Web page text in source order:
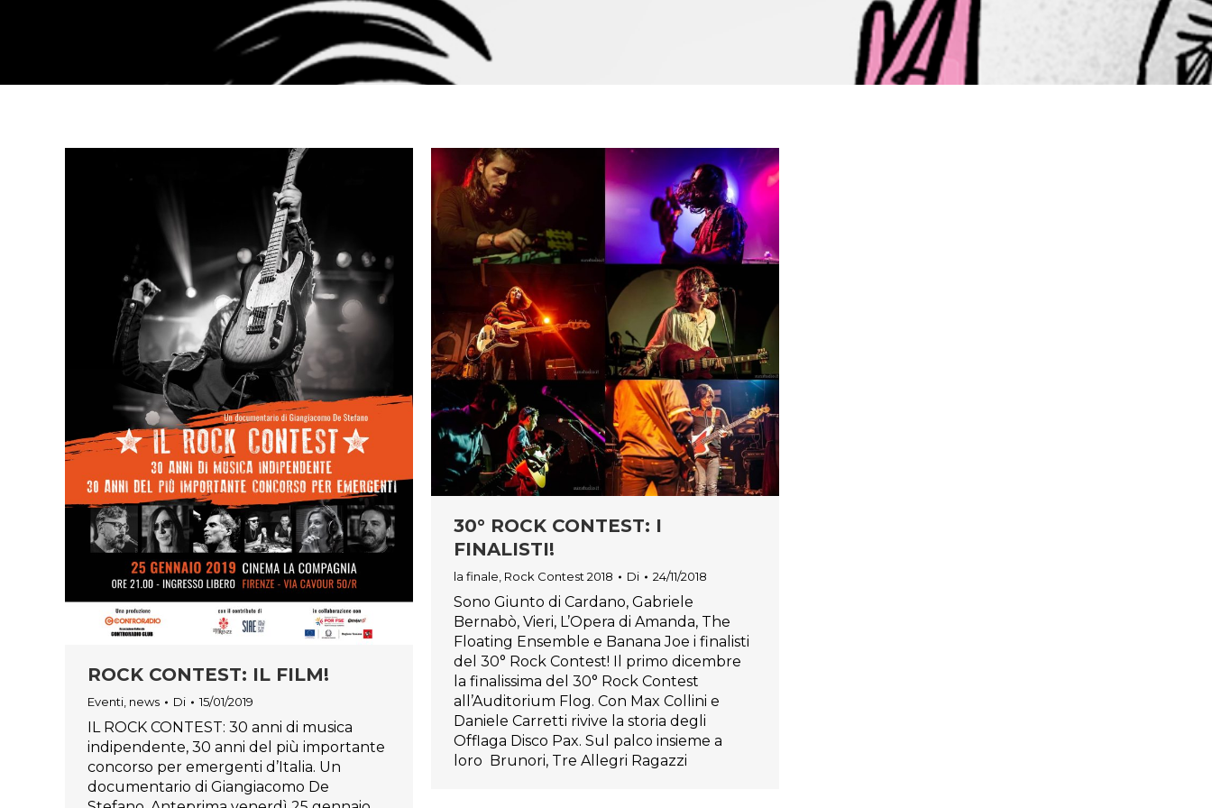
ROCK CONTEST: IL FILM!
Eventi news Di 15/01/2019
IL ROCK CONTEST: 30 anni di musica
indipendente, 30 anni del più importante
concorso per emergenti d’Italia. Un
documentario di Giangiacomo De
30° ROCK CONTEST: I
FINALISTI!
la finale Rock Contest 2018 Di 24/11/2018
Sono Giunto di Cardano, Gabriele
Bernabò, Vieri, L’Opera di Amanda, The
Floating Ensemble e Banana Joe i finalisti
del 30° Rock Contest! Il primo dicembre
la finalissima del 30° Rock Contest
all’Auditorium Flog. Con Max Collini e
Daniele Carretti rivive la storia degli
Offlaga Disco Pax. Sul palco insieme a
loro Brunori, Tre Allegri Ragazzi